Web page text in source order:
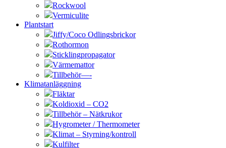
Rockwool
Vermiculite
Plantstart
Jiffy/Coco Odlingsbrickor
Rothormon
Sticklingpropagator
Värmemattor
Tillbehör—-
Klimatanläggning
Fläktar
Koldioxid – CO2
Tillbehör – Nätkrukor
Hygrometer / Thermometer
Klimat – Styrning/kontroll
Kulfilter